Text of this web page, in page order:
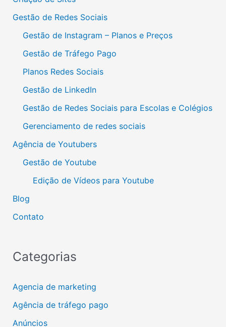
Gestão de Redes Sociais
Gestão de Instagram – Planos e Preços
Gestão de Tráfego Pago
Planos Redes Sociais
Gestão de LinkedIn
Gestão de Redes Sociais para Escolas e Colégios
Gerenciamento de redes sociais
Agência de Youtubers
Gestão de Youtube
Edição de Vídeos para Youtube
Blog
Contato
Categorias
Agencia de marketing
Agência de tráfego pago
Anúncios